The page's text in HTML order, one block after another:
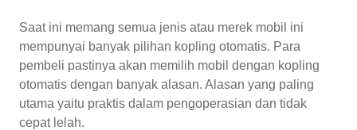
Saat ini memang semua jenis atau merek mobil ini
mempunyai banyak pilihan kopling otomatis. Para
pembeli pastinya akan memilih mobil dengan kopling
otomatis dengan banyak alasan. Alasan yang paling
utama yaitu praktis dalam pengoperasian dan tidak
cepat lelah.